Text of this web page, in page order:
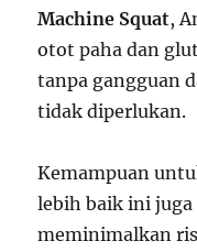
Machine Squat,
otot paha dan
tanpa gangguan
tidak diperlukan.
Kemampuan
lebih baik ini
meminimalkan